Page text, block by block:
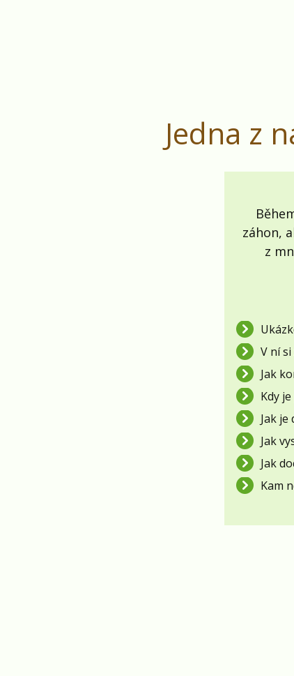
Jedna z
záhon,
z
V ní
Jak
Kdy
Jak
Jak
Jak
Kam